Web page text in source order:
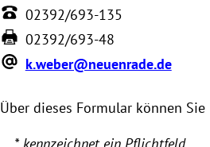
02392/693-135
02392/693-48
k.weber@neuenrade.de
Über dieses Formular können